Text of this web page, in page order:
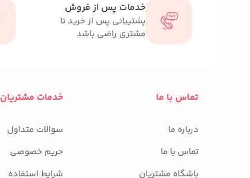
خدمات پس از فروش
پشتیبانی پس از خرید تا
مشتری راضی باشد
تماس با ما
درباره ما
تماس با ما
باشگاه مشتریان
خدمات مشتریان
سوالات متداول
حریم خصوصی
شرایط استفاده